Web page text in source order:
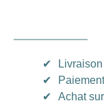
✔
✔
✔
Achat